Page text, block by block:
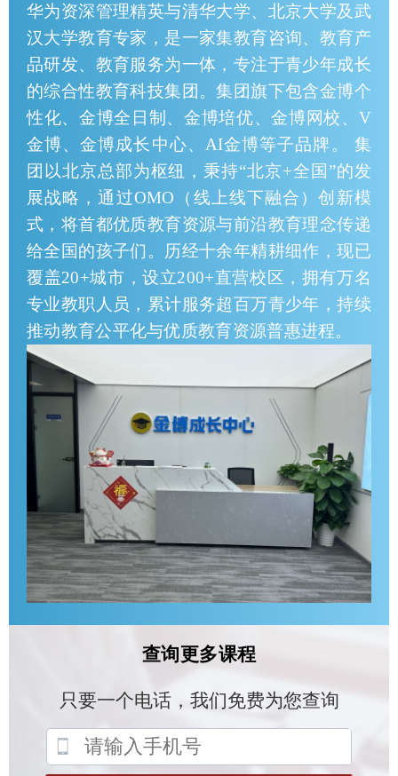
华为资深管理精英与清华大学、北京大学及武
汉大学教育专家，是一家集教育咨询、教育产
品研发、教育服务为一体，专注于青少年成长
的综合性教育科技集团。集团旗下包含金博个
性化、金博全日制、金博培优、金博网校、V
金博、金博成长中心、AI金博等子品牌。 集
团以北京总部为枢纽，秉持“北京+全国”的发
展战略，通过OMO（线上线下融合）创新模
式，将首都优质教育资源与前沿教育理念传递
给全国的孩子们。历经十余年精耕细作，现已
覆盖20+城市，设立200+直营校区，拥有万名
专业教职人员，累计服务超百万青少年，持续
推动教育公平化与优质教育资源普惠进程。